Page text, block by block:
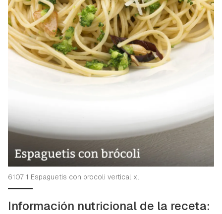
6107 1 Espaguetis con brocoli vertical xl
Información nutricional de la receta: